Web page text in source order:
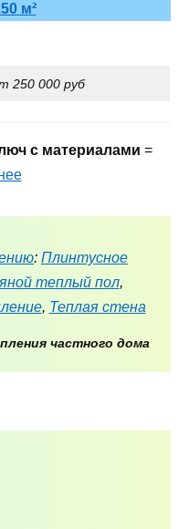
м²
250 000 руб
с материалами =
: Плинтусное
теплый пол,
, Теплая стена
частного дома